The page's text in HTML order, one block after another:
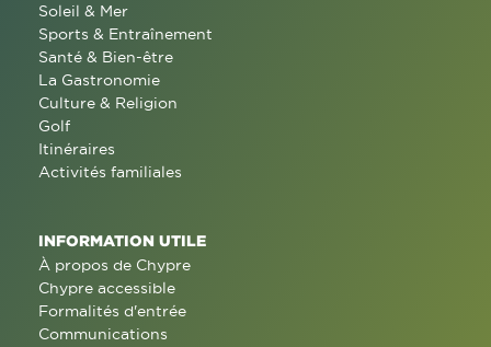
Soleil & Mer
Sports & Entraînement
Santé & Bien-être
La Gastronomie
Culture & Religion
Golf
Itinéraires
Activités familiales
INFORMATION UTILE
À propos de Chypre
Chypre accessible
Formalités d'entrée
Communications